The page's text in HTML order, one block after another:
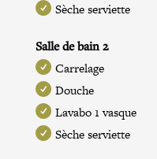
Sèche serviette
Salle de bain 2
Carrelage
Douche
Lavabo 1 vasque
Sèche serviette